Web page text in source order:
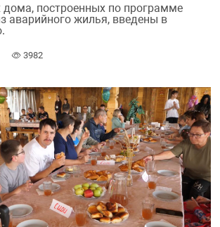
построенных по программе
аварийного жилья, введены в
3982